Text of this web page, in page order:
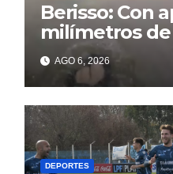
Berisso: Con
milímetros de
sienten los
AGO 6, 2026
DEPORTES